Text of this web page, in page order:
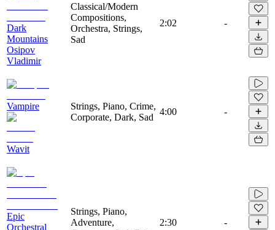
Dark
Mountains
Osipov
Vladimir
Classical/Modern
Compositions,
Orchestra, Strings,
Sad
2:02 -
Vampire
Wavit
Strings, Piano, Crime,
Corporate, Dark, Sad
4:00 -
Epic
Orchestral
Strings, Piano,
Adventure,
2:30 -